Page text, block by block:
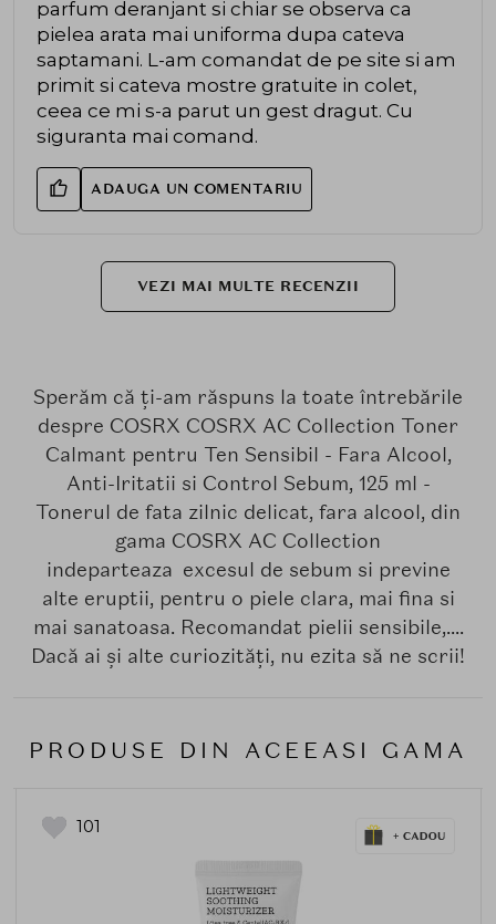
parfum deranjant si chiar se observa ca
pielea arata mai uniforma dupa cateva
saptamani. L-am comandat de pe site si am
primit si cateva mostre gratuite in colet,
ceea ce mi s-a parut un gest dragut. Cu
siguranta mai comand.
ADAUGA UN COMENTARIU
VEZI MAI MULTE RECENZII
Sperăm că ți-am răspuns la toate întrebările
despre COSRX COSRX AC Collection Toner
Calmant pentru Ten Sensibil - Fara Alcool,
Anti-Iritatii si Control Sebum, 125 ml -
Tonerul de fata zilnic delicat, fara alcool, din
gama COSRX AC Collection
indeparteaza excesul de sebum si previne
alte eruptii, pentru o piele clara, mai fina si
mai sanatoasa. Recomandat pielii sensibile,....
Dacă ai și alte curiozități, nu ezita să ne scrii!
PRODUSE DIN ACEEASI GAMA
101